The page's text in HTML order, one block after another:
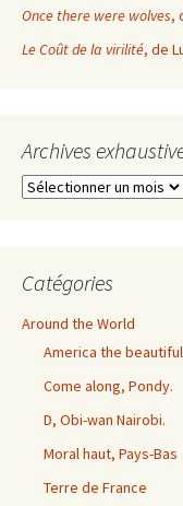
Once there were wolves,
Le Coût de la virilité, de
Archives
Archives
Catégories
Around the World
America the beautiful
Come along, Pondy.
D, Obi-wan Nairobi.
Moral haut, Pays-Bas
Terre de France